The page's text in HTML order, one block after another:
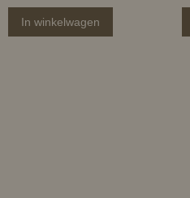
In winkelwagen